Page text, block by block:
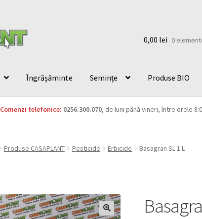
0,00 lei 0
Îngrășăminte Semințe Produse BIO
Comenzi telefonice: 0256.300.070, de luni până vineri, între orele
Produse CASAPLANT Pesticide Erbicide Basagran SL 1 L